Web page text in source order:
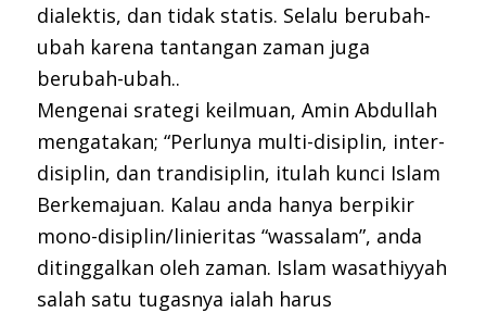
dialektis, dan tidak statis. Selalu berubah-
ubah karena tantangan zaman juga
berubah-ubah..
Mengenai srategi keilmuan, Amin Abdullah
mengatakan; “Perlunya multi-disiplin, inter-
disiplin, dan trandisiplin, itulah kunci Islam
Berkemajuan. Kalau anda hanya berpikir
mono-disiplin/linieritas “wassalam”, anda
ditinggalkan oleh zaman. Islam wasathiyyah
salah satu tugasnya ialah harus